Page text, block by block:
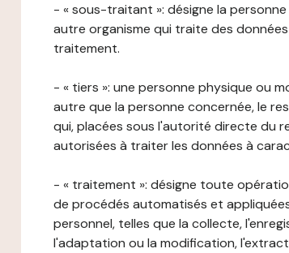
- « sous-traitant »: désigne la
autre organisme qui traite des
traitement.
- « tiers »: une personne physique ou
autre que la personne concernée, le
qui, placées sous l'autorité directe du
autorisées à traiter les données à
- « traitement »: désigne toute
de procédés automatisés et
personnel, telles que la collecte,
l'adaptation ou la modification,